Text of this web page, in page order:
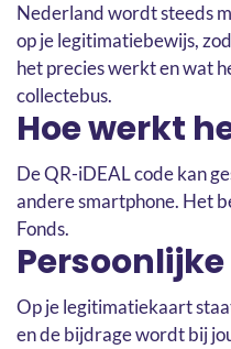
Nederland wordt steeds
op je legitimatiebewijs,
het precies werkt en wat
collectebus.
Hoe werkt
De QR-iDEAL code kan
andere smartphone. Het
Fonds.
Op je legitimatiekaart
en de bijdrage wordt bij